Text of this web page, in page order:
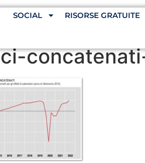
SOCIAL RISORSE GRATUITE